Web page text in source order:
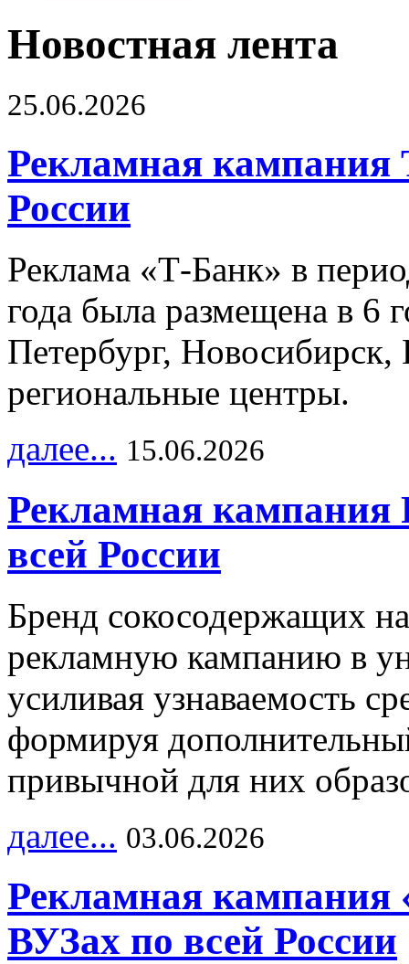
Новостная лента
25.06.2026
Рекламная кампания
России
Реклама «Т-Банк» в
года была размещена в 6
Петербург,
региональные центры.
далее... 15.06.2026
Рекламная
всей России
Бренд сокосодержащих
рекламную кампанию в
усиливая узнаваемость
формируя
привычной для них
далее... 03.06.2026
Рекламная кампания
ВУЗах по всей России